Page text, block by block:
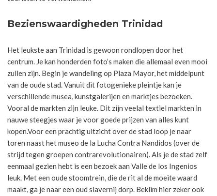
Bezienswaardigheden Trinidad
Het leukste aan Trinidad is gewoon rondlopen door het
centrum. Je kan honderden foto’s maken die allemaal even mooi
zullen zijn. Begin je wandeling op Plaza Mayor, het middelpunt
van de oude stad. Vanuit dit fotogenieke pleintje kan je
verschillende musea, kunstgalerijen en marktjes bezoeken.
Vooral de markten zijn leuke. Dit zijn veelal textiel markten in
nauwe steegjes waar je voor goede prijzen van alles kunt
kopen.Voor een prachtig uitzicht over de stad loop je naar
toren naast het museo de la Lucha Contra Nandidos (over de
strijd tegen groepen contrarevolutionairen). Als je de stad zelf
eenmaal gezien hebt is een bezoek aan Valle de los Ingenios
leuk. Met een oude stoomtrein, die de rit al de moeite waard
maakt, ga je naar een oud slavernij dorp. Beklim hier zeker ook